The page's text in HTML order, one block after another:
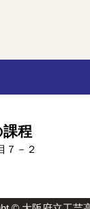
程
７－２